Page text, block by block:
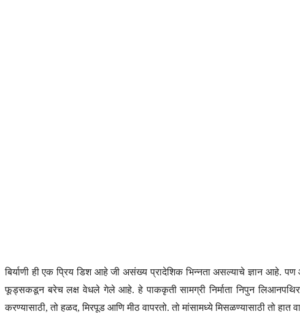
बिर्याणी ही एक प्रिय डिश आहे जी असंख्य प्रादेशिक भिन्नता असल्याचे ज्ञान आहे. पण
फूड्सकडून बरेच लक्ष वेधले गेले आहे. हे पाककृती सामग्री निर्माता निपुन
करण्यासाठी, तो हळद, मिरपूड आणि मीठ वापरतो. तो मांसामध्ये मिसळण्यासाठी तो हात